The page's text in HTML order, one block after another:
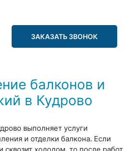
ЗАКАЗАТЬ ЗВОНОК
балконов и
в Кудрово
выполняет услуги
и отделки балкона. Если